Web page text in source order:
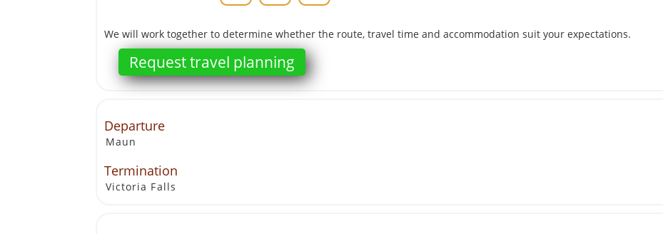
We will work together to determine whether the route, travel time and accommodation suit your expectations.
Request travel planning
Departure
Maun
Termination
Victoria Falls